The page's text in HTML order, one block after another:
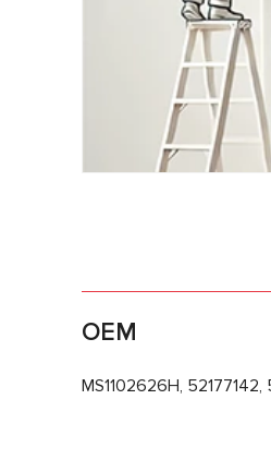
OEM
MS1102626H,